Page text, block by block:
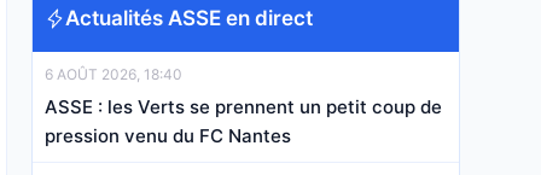
Actualités ASSE en direct
6 AOÛT 2026, 18:40
ASSE : les Verts se prennent un petit coup de
pression venu du FC Nantes